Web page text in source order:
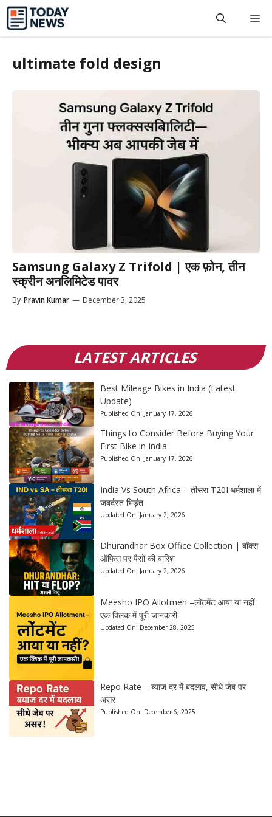
Skip
content
ultimate fold design
Samsung Galaxy Z Trifold | एक फ़ोन, तीन
स्क्रीन अनलिमिटेड पावर
By Pravin Kumar — December 3, 2025
LATEST ARTICLES
Best Mileage Bikes in India (Latest
Update)
Published On: January 17, 2026
Things to Consider Before Buying Your
First Bike in India
Published On: January 17, 2026
India Vs South Africa – तीसरा T20I धर्मशाला में
जबर्दस्त भिड़ंत
Updated On: January 2, 2026
Dhurandhar Box Office Collection | बॉक्स
ऑफिस पर पैसों की बारिश
Updated On: January 2, 2026
Meesho IPO Allotmen –लॉटमेंट आया या नहीं
एक क्लिक में पूरी जानकारी
Updated On: December 28, 2025
Repo Rate – ब्याज दर में बदलाव, सीधे जेब पर
असर
Published On: December 6, 2025